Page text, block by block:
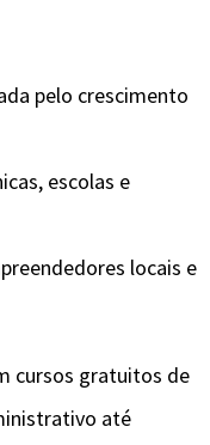
pelo crescimento
escolas e
locais e
cursos gratuitos de
até